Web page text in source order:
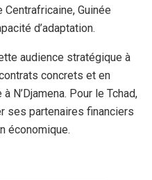
Centrafricaine, Guinée
d’adaptation.
audience stratégique à
concrets et en
N’Djamena. Pour le Tchad,
ses partenaires financiers
économique.